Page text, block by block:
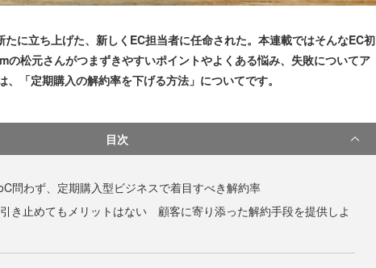
に立ち上げた、新しくEC担当者に任命された。本連載ではそんなEC初
松元さんがつまずきやすいポイントやよくある悩み、失敗についてア
、「定期購入の解約率を下げる方法」についてです。
目次
問わず、定期購入型ビジネスで着目すべき解約率
き止めてもメリットはない 顧客に寄り添った解約手段を提供しよ